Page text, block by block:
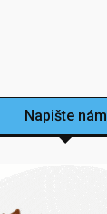
Napište nám